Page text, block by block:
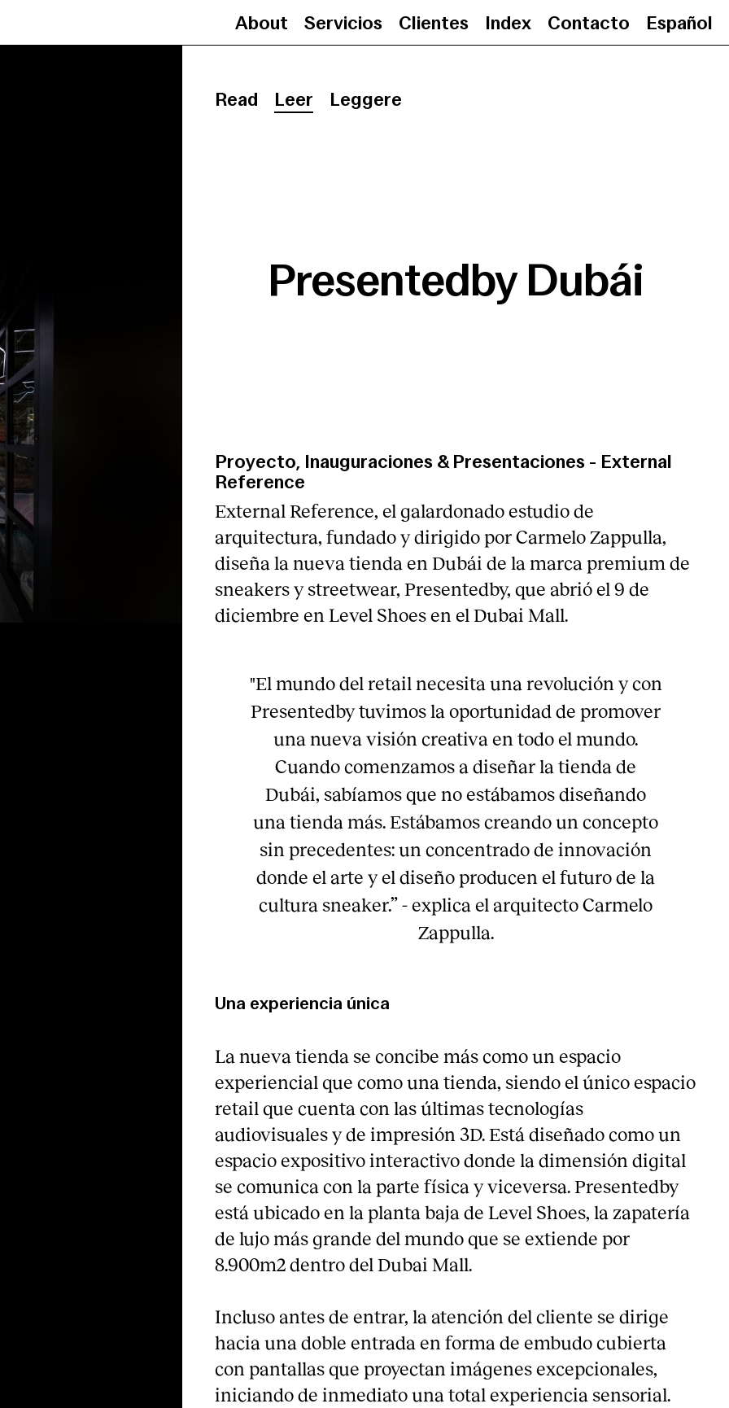
About Servicios Clientes Index Contacto Español
Read
Leer Leggere
Presentedby Dubái
Proyecto, Inauguraciones & Presentaciones - External
Reference
External Reference, el galardonado estudio de
arquitectura, fundado y dirigido por Carmelo Zappulla,
diseña la nueva tienda en Dubái de la marca premium de
sneakers y streetwear, Presentedby, que abrió el 9 de
diciembre en Level Shoes en el Dubai Mall.
"El mundo del retail necesita una revolución y con
Presentedby tuvimos la oportunidad de promover
una nueva visión creativa en todo el mundo.
Cuando comenzamos a diseñar la tienda de
Dubái, sabíamos que no estábamos diseñando
una tienda más. Estábamos creando un concepto
sin precedentes: un concentrado de innovación
donde el arte y el diseño producen el futuro de la
cultura sneaker.” - explica el arquitecto Carmelo
Zappulla.
Una experiencia única
La nueva tienda se concibe más como un espacio
experiencial que como una tienda, siendo el único espacio
retail que cuenta con las últimas tecnologías
audiovisuales y de impresión 3D. Está diseñado como un
espacio expositivo interactivo donde la dimensión digital
se comunica con la parte física y viceversa. Presentedby
está ubicado en la planta baja de Level Shoes, la zapatería
de lujo más grande del mundo que se extiende por
8.900m2 dentro del Dubai Mall.
Incluso antes de entrar, la atención del cliente se dirige
hacia una doble entrada en forma de embudo cubierta
con pantallas que proyectan imágenes excepcionales,
iniciando de inmediato una total experiencia sensorial.